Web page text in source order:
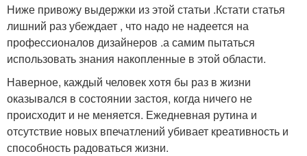
Ниже привожу выдержки из этой статьи .Кстати статья
лишний раз убеждает , что надо не надеется на
профессионалов дизайнеров .а самим пытаться
использовать знания накопленные в этой области.
Наверное, каждый человек хотя бы раз в жизни
оказывался в состоянии застоя, когда ничего не
происходит и не меняется. Ежедневная рутина и
отсутствие новых впечатлений убивает креативность и
способность радоваться жизни.